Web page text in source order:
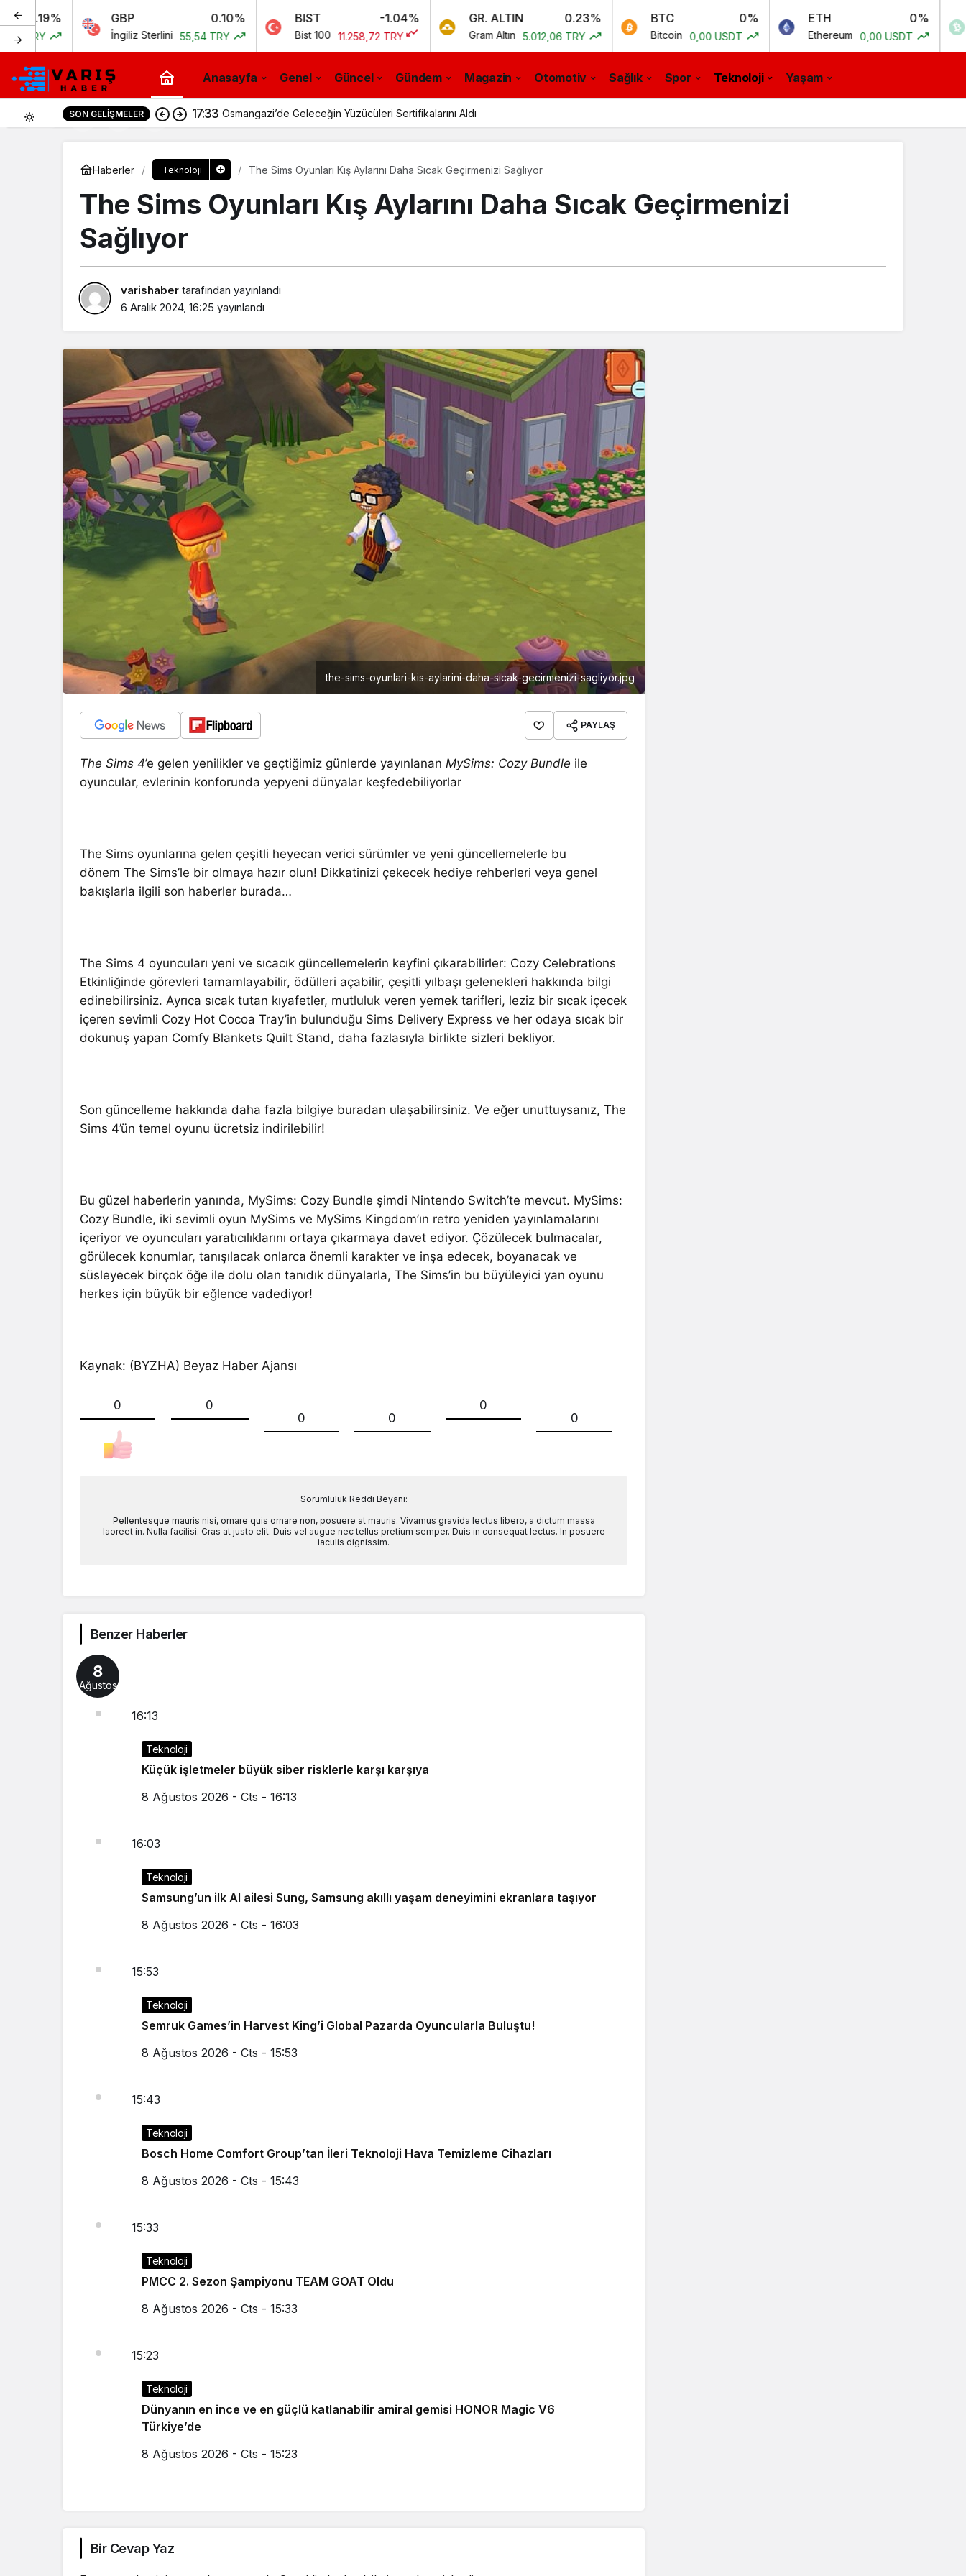
GBP
İngiliz Sterlini 55,54 TRY
BIST
Bist 100 11.258,72 TRY
GR. ALTIN 0.23%
Gram Altın 5.012,06 TRY
BTC
Bitcoin 0,00 USDT
ETH
Ethereum 0,00 USDT
BCH
Bitcoin
Anasayfa Genel Güncel Gündem Magazin Otomotiv Sağlık Spor Teknoloji Yaşam
0
SON GELIŞMELER 17:33 Osmangazi’de Geleceğin Yüzücüleri Sertifikalarını Aldı
Haberler Teknoloji The Sims Oyunları Kış Aylarını Daha Sıcak Geçirmenizi Sağlıyor
The Sims Oyunları Kış Aylarını Daha Sıcak Geçirmenizi
Sağlıyor
varishaber tarafından yayınlandı
6 Aralık 2024, 16:25 yayınlandı
the-sims-oyunlari-kis-aylarini-daha-sicak-gecirmenizi-sagliyor.jpg
PAYLAŞ
The Sims 4’e gelen yenilikler ve geçtiğimiz günlerde yayınlanan MySims: Cozy Bundle ile
oyuncular, evlerinin konforunda yepyeni dünyalar keşfedebiliyorlar
The Sims oyunlarına gelen çeşitli heyecan verici sürümler ve yeni güncellemelerle bu
dönem The Sims’le bir olmaya hazır olun! Dikkatinizi çekecek hediye rehberleri veya genel
bakışlarla ilgili son haberler burada…
The Sims 4 oyuncuları yeni ve sıcacık güncellemelerin keyfini çıkarabilirler: Cozy Celebrations
Etkinliğinde görevleri tamamlayabilir, ödülleri açabilir, çeşitli yılbaşı gelenekleri hakkında bilgi
edinebilirsiniz. Ayrıca sıcak tutan kıyafetler, mutluluk veren yemek tarifleri, leziz bir sıcak içecek
içeren sevimli Cozy Hot Cocoa Tray’in bulunduğu Sims Delivery Express ve her odaya sıcak bir
dokunuş yapan Comfy Blankets Quilt Stand, daha fazlasıyla birlikte sizleri bekliyor.
Son güncelleme hakkında daha fazla bilgiye buradan ulaşabilirsiniz. Ve eğer unuttuysanız, The
Sims 4’ün temel oyunu ücretsiz indirilebilir!
Bu güzel haberlerin yanında, MySims: Cozy Bundle şimdi Nintendo Switch’te mevcut. MySims:
Cozy Bundle, iki sevimli oyun MySims ve MySims Kingdom’ın retro yeniden yayınlamalarını
içeriyor ve oyuncuları yaratıcılıklarını ortaya çıkarmaya davet ediyor. Çözülecek bulmacalar,
görülecek konumlar, tanışılacak onlarca önemli karakter ve inşa edecek, boyanacak ve
süsleyecek birçok öğe ile dolu olan tanıdık dünyalarla, The Sims’in bu büyüleyici yan oyunu
herkes için büyük bir eğlence vadediyor!
Kaynak: (BYZHA) Beyaz Haber Ajansı
0
0
0
0
0
0
Sorumluluk Reddi Beyanı:
Pellentesque mauris nisi, ornare quis ornare non, posuere at mauris. Vivamus gravida lectus libero, a dictum massa
laoreet in. Nulla facilisi. Cras at justo elit. Duis vel augue nec tellus pretium semper. Duis in consequat lectus. In posuere
iaculis dignissim.
Benzer Haberler
8
Ağustos
16:13
Teknoloji
Küçük işletmeler büyük siber risklerle karşı karşıya
8 Ağustos 2026 - Cts - 16:13
16:03
Teknoloji
Samsung’un ilk AI ailesi Sung, Samsung akıllı yaşam deneyimini ekranlara taşıyor
8 Ağustos 2026 - Cts - 16:03
15:53
Teknoloji
Semruk Games’in Harvest King’i Global Pazarda Oyuncularla Buluştu!
8 Ağustos 2026 - Cts - 15:53
15:43
Teknoloji
Bosch Home Comfort Group’tan İleri Teknoloji Hava Temizleme Cihazları
8 Ağustos 2026 - Cts - 15:43
15:33
Teknoloji
PMCC 2. Sezon Şampiyonu TEAM GOAT Oldu
8 Ağustos 2026 - Cts - 15:33
15:23
Teknoloji
Dünyanın en ince ve en güçlü katlanabilir amiral gemisi HONOR Magic V6
Türkiye’de
8 Ağustos 2026 - Cts - 15:23
Bir Cevap Yaz